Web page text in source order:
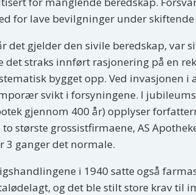
for lave bevilgninger under
det gjelder den sivile beredskap, var
det straks innført rasjonering på en
bygget opp. Ved invasjonen
svikt i forsyningene. I
gjennom 400 år) opplyser
to største grossistfirmaene, AS
3 ganger det normale.
i 1940 satte også
og det ble stilt store krav til